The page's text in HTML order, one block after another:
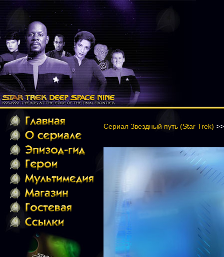
Сериал Звездный путь (Star Trek)